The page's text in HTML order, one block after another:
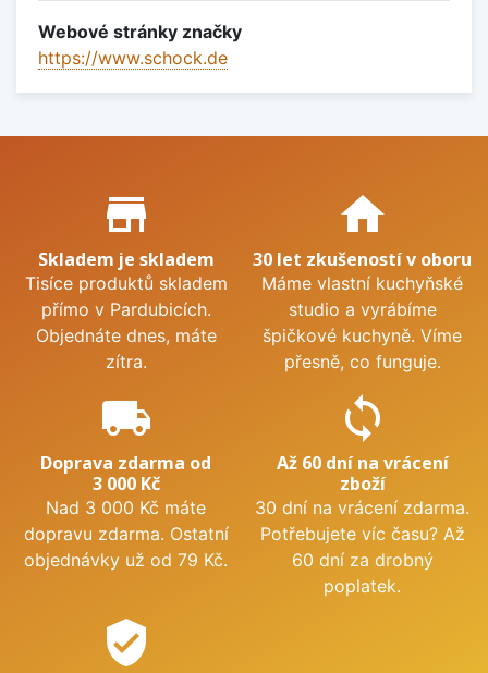
Webové stránky značky
https://www.schock.de
Proč nakupovat u nás?
store_mall_directory
Skladem je skladem
Tisíce produktů skladem
přímo v Pardubicích.
Objednáte dnes, máte
zítra.
home
30 let zkušeností v oboru
Máme vlastní kuchyňské
studio a vyrábíme
špičkové kuchyně. Víme
přesně, co funguje.
local_shipping
Doprava zdarma od
3 000 Kč
Nad 3 000 Kč máte
dopravu zdarma. Ostatní
objednávky už od 79 Kč.
sync
Až 60 dní na vrácení
zboží
30 dní na vrácení zdarma.
Potřebujete víc času? Až
60 dní za drobný
poplatek.
verified_user